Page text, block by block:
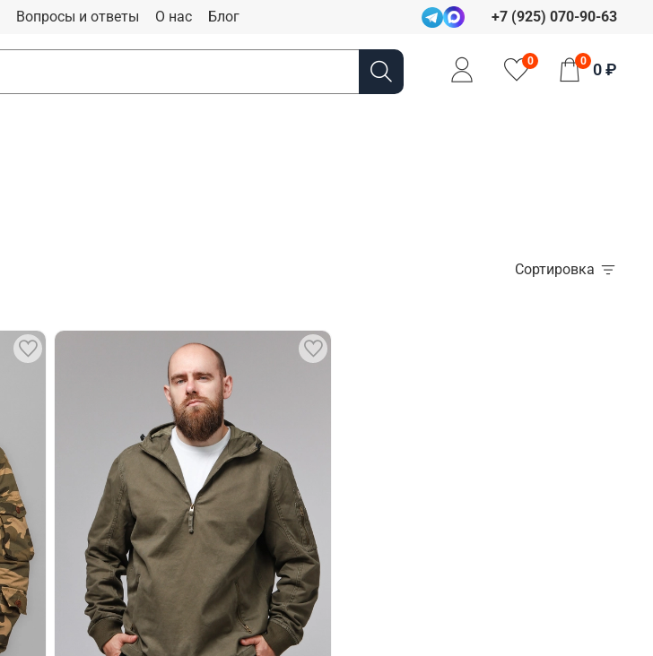
Вопросы и ответы О нас Блог +7 (925) 070-90-63
0 0 0 ₽
Сортировка